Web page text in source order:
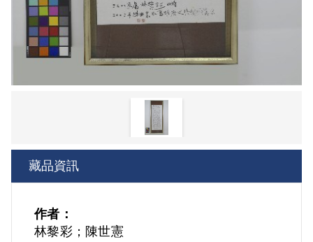
藏品資訊
作者：
林黎彩；陳世憲